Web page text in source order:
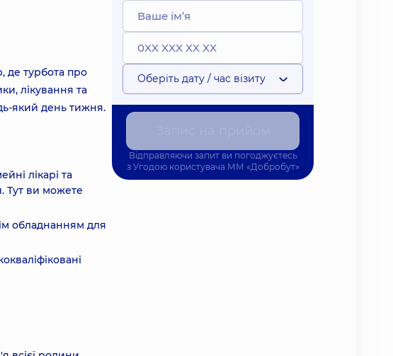
де турбота про
лікування та
який день тижня.
лікарі та
Тут ви можете
обладнанням для
Оберіть дату / час візиту
Відправляючи запит ви погоджуєтесь
з Угодою користувача ММ «Добробут»